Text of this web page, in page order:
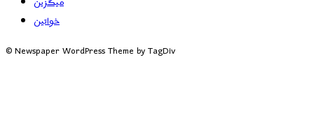
خواتین
© Newspaper WordPress Theme by TagDiv